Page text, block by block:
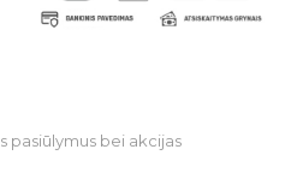
pasiūlymus bei akcijas